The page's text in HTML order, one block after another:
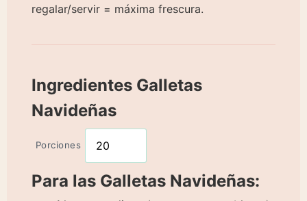
regalar/servir = máxima frescura.
Ingredientes Galletas
Navideñas
Porciones
Para las Galletas Navideñas: